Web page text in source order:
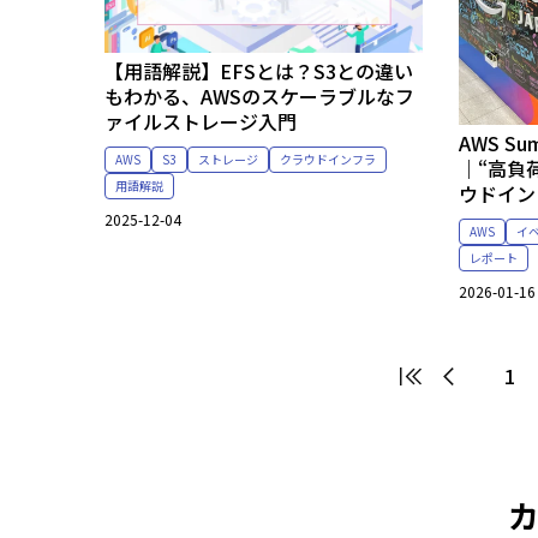
【用語解説】EFSとは？S3との違い
もわかる、AWSのスケーラブルなフ
ァイルストレージ入門
AWS S3 ストレージ
クラウドインフラ
用語解説
2025-12-04
AWS
｜“高
ウドイ
AWS
イ
レポート
2026-01-16
1